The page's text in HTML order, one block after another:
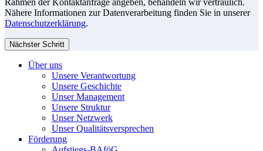
Nähere Informationen zur Datenverarbeitung finden Sie in unserer
Datenschutzerklärung.
Nächster Schritt
Über uns
Unsere Verantwortung
Unsere Geschichte
Unser Management
Unsere Struktur
Unser Netzwerk
Unser Qualitätsversprechen
Förderung